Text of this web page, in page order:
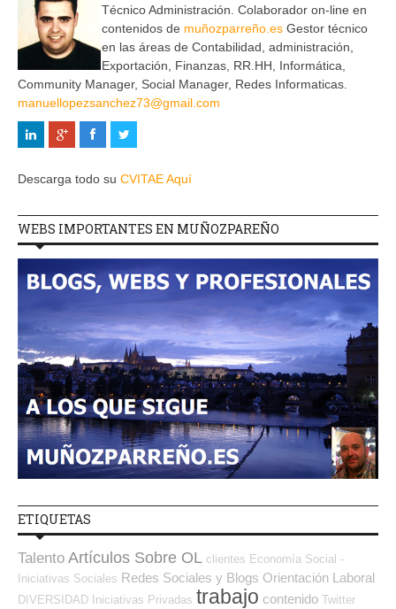
Técnico Administración. Colaborador on-line en
contenidos de muñozparreño.es Gestor técnico
en las áreas de Contabilidad, administración,
Exportación, Finanzas, RR.HH, Informática,
Community Manager, Social Manager, Redes Informaticas.
manuellopezsanchez73@gmail.com
Descarga todo su CVITAE Aquí
WEBS IMPORTANTES EN MUÑOZPAREÑO
ETIQUETAS
Talento Artículos Sobre OL clientes Economía Social -
Iniciativas Sociales Redes Sociales y Blogs Orientación Laboral
DIVERSIDAD Iniciativas Privadas trabajo contenido Twitter